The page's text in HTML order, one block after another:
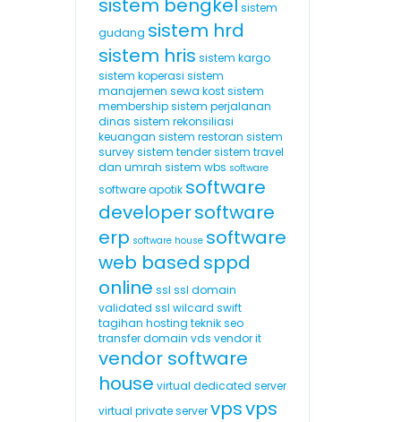
sistem bengkel sistem
gudang sistem hrd
sistem hris sistem kargo
sistem koperasi sistem
manajemen sewa kost sistem
membership sistem perjalanan
dinas sistem rekonsiliasi
keuangan sistem restoran sistem
survey sistem tender sistem travel
dan umrah sistem wbs software
software apotik software
developersoftware
erp software house software
web based sppd
online ssl ssl domain
validated ssl wilcard swift
tagihan hosting teknik seo
transfer domain vds vendor it
vendor software
house virtual dedicated server
virtual private server vpsvps